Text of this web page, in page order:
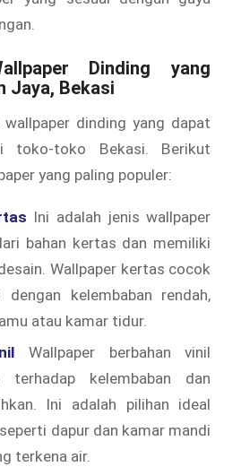
Dinding yang
Jaya, Bekasi
dinding yang dapat
toko-toko Bekasi. Berikut
yang paling populer:
Ini adalah jenis wallpaper
bahan kertas dan memiliki
Wallpaper kertas cocok
dengan kelembaban rendah,
atau kamar tidur.
Wallpaper berbahan vinil
terhadap kelembaban dan
Ini adalah pilihan ideal
dapur dan kamar mandi
terkena air.